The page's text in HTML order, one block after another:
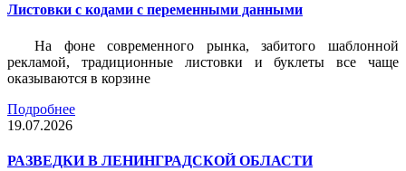
Листовки c кодами с переменными данными
На фоне современного рынка, забитого шаблонной
рекламой, традиционные листовки и буклеты все чаще
оказываются в корзине
Подробнее
19.07.2026
РАЗВЕДКИ В ЛЕНИНГРАДСКОЙ ОБЛАСТИ